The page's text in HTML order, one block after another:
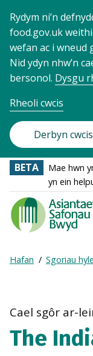
Rydym ni’n
food.gov.uk
wefan ac i wneud
Nid ydyn nhw’n
bersonol. Dysgu
Rheoli cwcis
Derbyn cwcis
BETA Mae hwn
yn ein
Food
Standards
Agency
Frontpage
Breadcrumb
Hafan Sgoriau
Cael sgôr ar-
The